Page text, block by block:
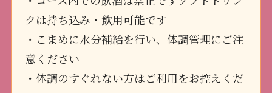
クは持ち込み・飲用可能です
・こまめに水分補給を行い、体調管理にご注
意ください
・体調のすぐれない方はご利用をお控えくだ